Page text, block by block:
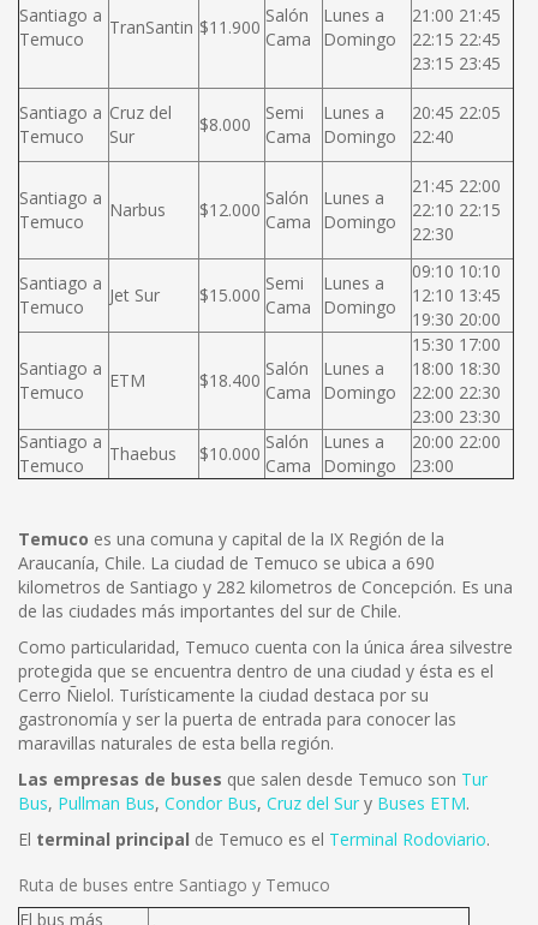
Santiago a
Temuco
TranSantin $11.900
Salón
Cama
Lunes a
Domingo
21:00 21:45
22:15 22:45
23:15 23:45
Santiago a
Temuco
Cruz del
Sur
$8.000
Semi
Cama
Lunes a
Domingo
20:45 22:05
22:40
Santiago a
Temuco
Narbus $12.000
Salón
Cama
Lunes a
Domingo
21:45 22:00
22:10 22:15
22:30
Santiago a
Temuco
Jet Sur $15.000
Semi
Cama
Lunes a
Domingo
09:10 10:10
12:10 13:45
19:30 20:00
Santiago a
Temuco
ETM $18.400
Salón
Cama
Lunes a
Domingo
15:30 17:00
18:00 18:30
22:00 22:30
23:00 23:30
Santiago a
Temuco
Thaebus $10.000
Salón
Cama
Lunes a
Domingo
20:00 22:00
23:00
Temuco es una comuna y capital de la IX Región de la
Araucanía, Chile. La ciudad de Temuco se ubica a 690
kilometros de Santiago y 282 kilometros de Concepción. Es una
de las ciudades más importantes del sur de Chile.
Como particularidad, Temuco cuenta con la única área silvestre
protegida que se encuentra dentro de una ciudad y ésta es el
Cerro Ñielol. Turísticamente la ciudad destaca por su
gastronomía y ser la puerta de entrada para conocer las
maravillas naturales de esta bella región.
Las empresas de buses que salen desde Temuco son Tur
Bus, Pullman Bus, Condor Bus, Cruz del Sur y Buses ETM.
El terminal principal de Temuco es el Terminal Rodoviario.
Ruta de buses entre Santiago y Temuco
El bus más